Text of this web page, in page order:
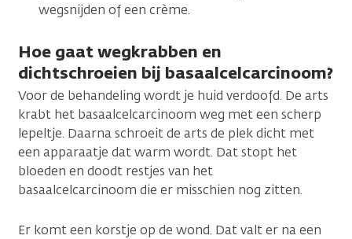
wegsnijden of een crème.
Hoe gaat wegkrabben en
dichtschroeien bij basaalcelcarcinoom?
Voor de behandeling wordt je huid verdoofd. De arts
krabt het basaalcelcarcinoom weg met een scherp
lepeltje. Daarna schroeit de arts de plek dicht met
een apparaatje dat warm wordt. Dat stopt het
bloeden en doodt restjes van het
basaalcelcarcinoom die er misschien nog zitten.
Er komt een korstje op de wond. Dat valt er na een